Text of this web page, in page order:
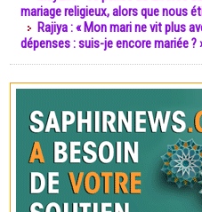
mariage religieux, alors que nous
Rajiya : « Mon mari ne vit plus
dépenses : suis-je encore mariée ?